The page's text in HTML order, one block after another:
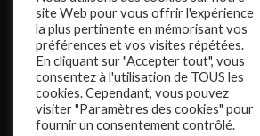
Politique de confidentialité
Mentions légales
Cookies
site Web pour vous offrir l'expérience
la plus pertinente en mémorisant vos
préférences et vos visites répétées.
En cliquant sur "Accepter tout", vous
consentez à l'utilisation de TOUS les
cookies. Cependant, vous pouvez
visiter "Paramètres des cookies" pour
fournir un consentement contrôlé.